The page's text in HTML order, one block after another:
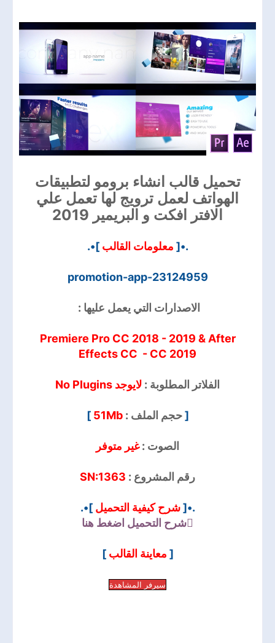
تحميل قالب انشاء برومو لتطبيقات
الهواتف لعمل ترويج لها تعمل علي
الافتر افكت و البريمير 2019
.•[ معلومات القالب ]•.
promotion-app-23124959
الاصدارات التي يعمل عليها :
Premiere Pro CC 2018 - 2019 & After
Effects CC - CC 2019
الفلاتر المطلوبة : لايوجد No Plugins
[حجم الملف :51Mb
]
الصوت :غير متوفر
رقم المشروع : SN:1363
.•[شرح كيفية التحميل ]•.
شرح التحميل اضغط هنا
[ معاينة القالب]
سيرفر المشاهدة